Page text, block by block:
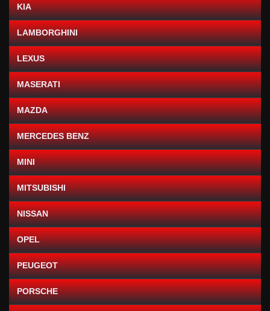
KIA
LAMBORGHINI
LEXUS
MASERATI
MAZDA
MERCEDES BENZ
MINI
MITSUBISHI
NISSAN
OPEL
PEUGEOT
PORSCHE